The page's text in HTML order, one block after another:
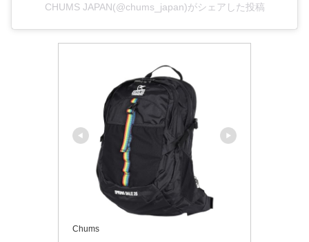
CHUMS JAPAN(@chums_japan)がシェアした投稿
Chums